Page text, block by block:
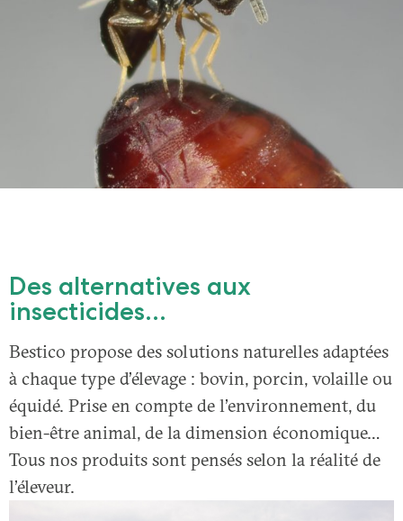
Des alternatives aux
insecticides...
Bestico propose des solutions naturelles adaptées
à chaque type d’élevage : bovin, porcin, volaille ou
équidé. Prise en compte de l’environnement, du
bien-être animal, de la dimension économique…
Tous nos produits sont pensés selon la réalité de
l’éleveur.